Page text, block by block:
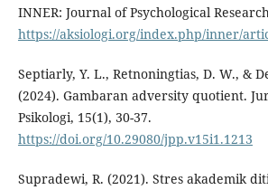
INNER: Journal of Psychological
https://aksiologi.org/index.php/inner/
Septiarly, Y. L., Retnoningtias, D. W., &
(2024). Gambaran adversity quotient.
Psikologi, 15(1), 30-37.
https://doi.org/10.29080/jpp.v15i1.1213
Supradewi, R. (2021). Stres akademik